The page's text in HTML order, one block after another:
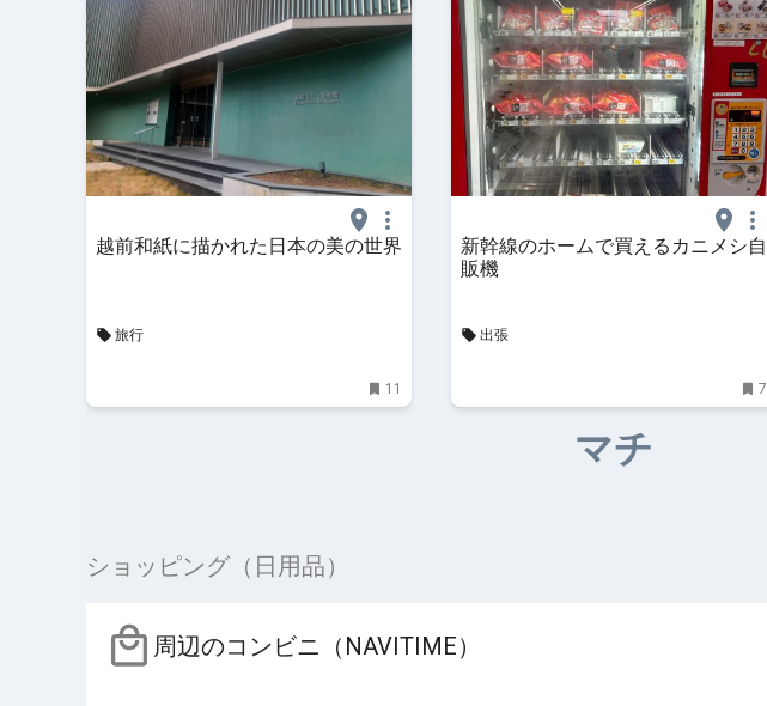
越前和紙に描かれた日本の美の世界
旅行
11
新幹線のホームで買えるカニメシ自
販機
出張
7
マチ
ショッピング（日用品）
周辺のコンビニ（NAVITIME）